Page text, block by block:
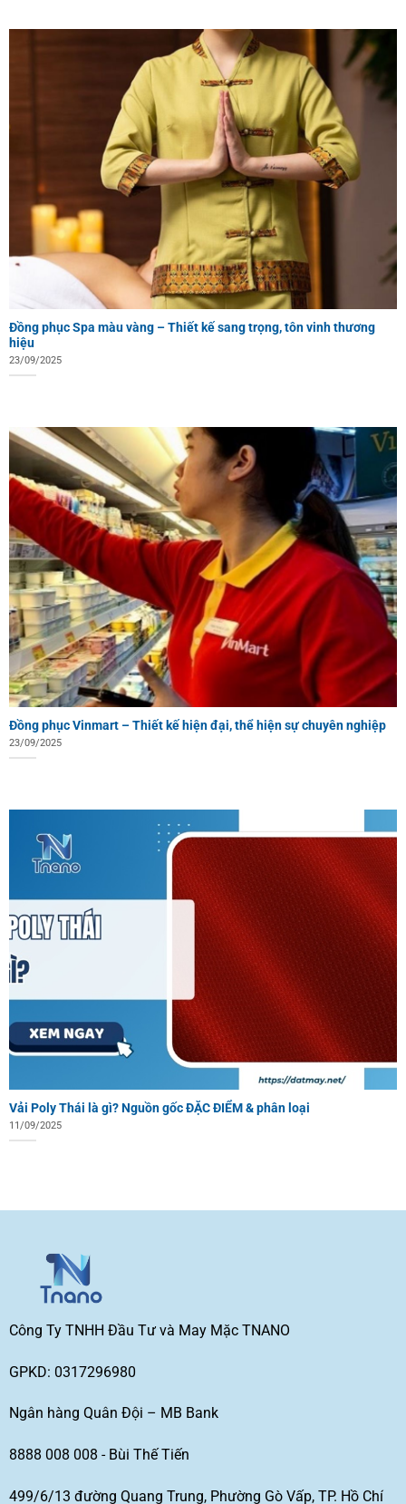
Đồng phục Spa màu vàng – Thiết kế sang trọng, tôn vinh thương
hiệu
23/09/2025
Đồng phục Vinmart – Thiết kế hiện đại, thể hiện sự chuyên nghiệp
23/09/2025
Vải Poly Thái là gì? Nguồn gốc ĐẶC ĐIỂM & phân loại
11/09/2025
Công Ty TNHH Đầu Tư và May Mặc TNANO
GPKD: 0317296980
Ngân hàng Quân Đội – MB Bank
8888 008 008 - Bùi Thế Tiến
499/6/13 đường Quang Trung, Phường Gò Vấp, TP. Hồ Chí